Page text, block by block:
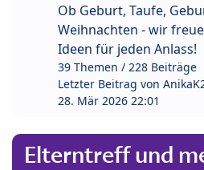
Ob Geburt, Taufe,
Weihnachten - wir
Ideen für jeden Anlass!
39 Themen / 228 Beiträge
Letzter Beitrag von
28. Mär 2026 22:01
Elterntreff und